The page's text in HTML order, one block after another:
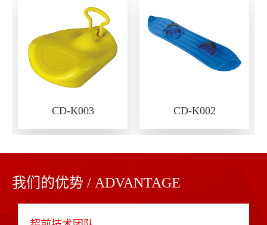
CD-K003 CD-K002
我们的优势 / ADVANTAGE